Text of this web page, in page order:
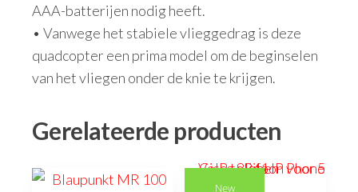
AAA-batterijen nodig heeft.
• Vanwege het stabiele vlieggedrag is deze
quadcopter een prima model om de beginselen
van het vliegen onder de knie te krijgen.
Gerelateerde producten
New